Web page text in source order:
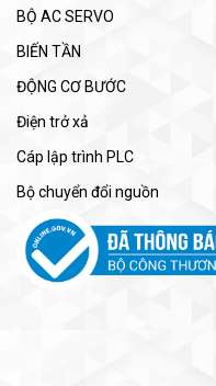
BỘ AC SERVO
BIẾN TẦN
ĐỘNG CƠ BƯỚC
Điện trở xả
Cáp lập trình PLC
Bộ chuyển đổi nguồn